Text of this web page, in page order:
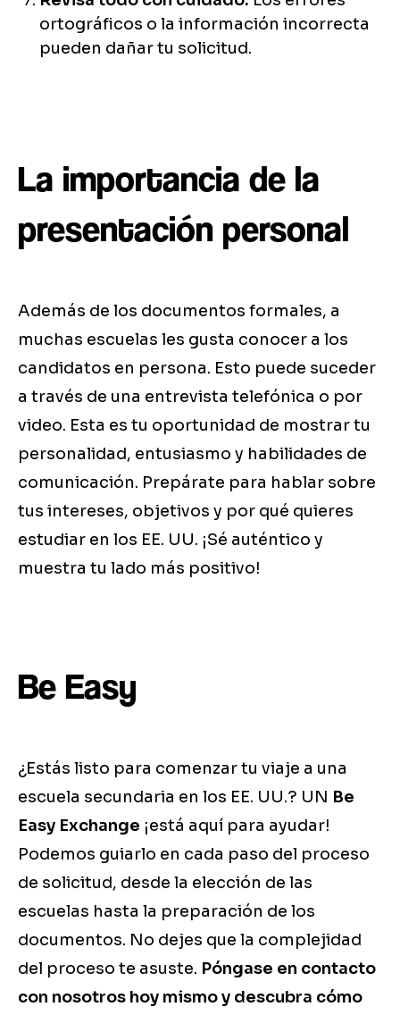
ortográficos o la información incorrecta
pueden dañar tu solicitud.
La importancia de la
presentación personal
Además de los documentos formales, a
muchas escuelas les gusta conocer a los
candidatos en persona. Esto puede suceder
a través de una entrevista telefónica o por
video. Esta es tu oportunidad de mostrar tu
personalidad, entusiasmo y habilidades de
comunicación. Prepárate para hablar sobre
tus intereses, objetivos y por qué quieres
estudiar en los EE. UU. ¡Sé auténtico y
muestra tu lado más positivo!
Be Easy
¿Estás listo para comenzar tu viaje a una
escuela secundaria en los EE. UU.? UN Be
Easy Exchange ¡está aquí para ayudar!
Podemos guiarlo en cada paso del proceso
de solicitud, desde la elección de las
escuelas hasta la preparación de los
documentos. No dejes que la complejidad
del proceso te asuste. Póngase en contacto
con nosotros hoy mismo y descubra cómo